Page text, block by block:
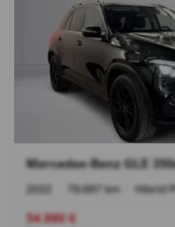
Mercedes-Benz GLE
2022 79.687 km Hibrid
54.880 €